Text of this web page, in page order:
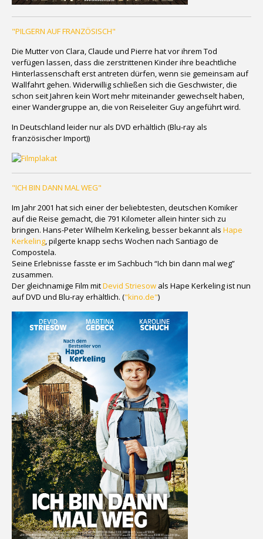
"PILGERN AUF FRANZÖSISCH"
Die Mutter von Clara, Claude und Pierre hat vor ihrem Tod
verfügen lassen, dass die zerstrittenen Kinder ihre beachtliche
Hinterlassenschaft erst antreten dürfen, wenn sie gemeinsam auf
Wallfahrt gehen. Widerwillig schließen sich die Geschwister, die
schon seit Jahren kein Wort mehr miteinander gewechselt haben,
einer Wandergruppe an, die von Reiseleiter Guy angeführt wird.
In Deutschland leider nur als DVD erhältlich (Blu-ray als
französischer Import))
"ICH BIN DANN MAL WEG"
Im Jahr 2001 hat sich einer der beliebtesten, deutschen Komiker
auf die Reise gemacht, die 791 Kilometer allein hinter sich zu
bringen. Hans-Peter Wilhelm Kerkeling, besser bekannt als Hape
Kerkeling , pilgerte knapp sechs Wochen nach Santiago de
Compostela.
Seine Erlebnisse fasste er im Sachbuch “Ich bin dann mal weg”
zusammen.
Der gleichnamige Film mitDevid Striesow als Hape Kerkeling ist nun
auf DVD und Blu-ray erhältlich. ("kino.de")